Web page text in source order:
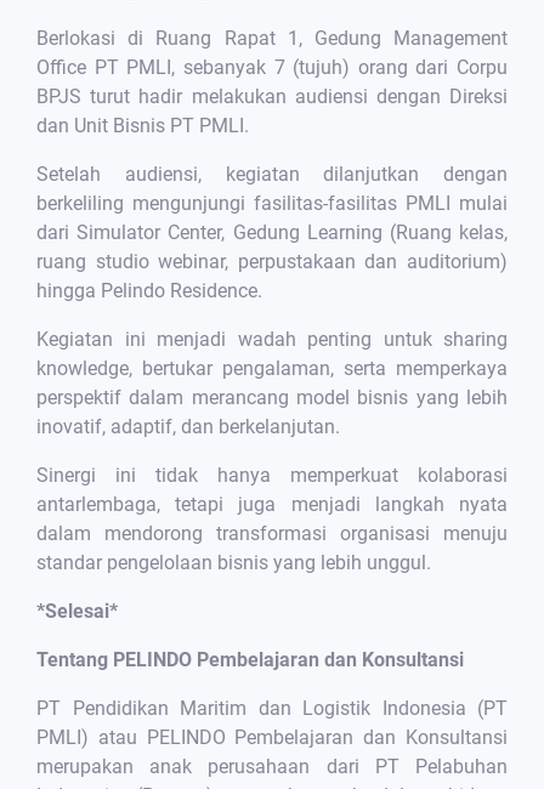
Berlokasi di Ruang Rapat 1, Gedung Management
Office PT PMLI, sebanyak 7 (tujuh) orang dari Corpu
BPJS turut hadir melakukan audiensi dengan Direksi
dan Unit Bisnis PT PMLI.
Setelah audiensi, kegiatan dilanjutkan dengan
berkeliling mengunjungi fasilitas-fasilitas PMLI mulai
dari Simulator Center, Gedung Learning (Ruang kelas,
ruang studio webinar, perpustakaan dan auditorium)
hingga Pelindo Residence.
Kegiatan ini menjadi wadah penting untuk sharing
knowledge, bertukar pengalaman, serta memperkaya
perspektif dalam merancang model bisnis yang lebih
inovatif, adaptif, dan berkelanjutan.
Sinergi ini tidak hanya memperkuat kolaborasi
antarlembaga, tetapi juga menjadi langkah nyata
dalam mendorong transformasi organisasi menuju
standar pengelolaan bisnis yang lebih unggul.
*Selesai*
Tentang PELINDO Pembelajaran dan Konsultansi
PT Pendidikan Maritim dan Logistik Indonesia (PT
PMLI) atau PELINDO Pembelajaran dan Konsultansi
merupakan anak perusahaan dari PT Pelabuhan